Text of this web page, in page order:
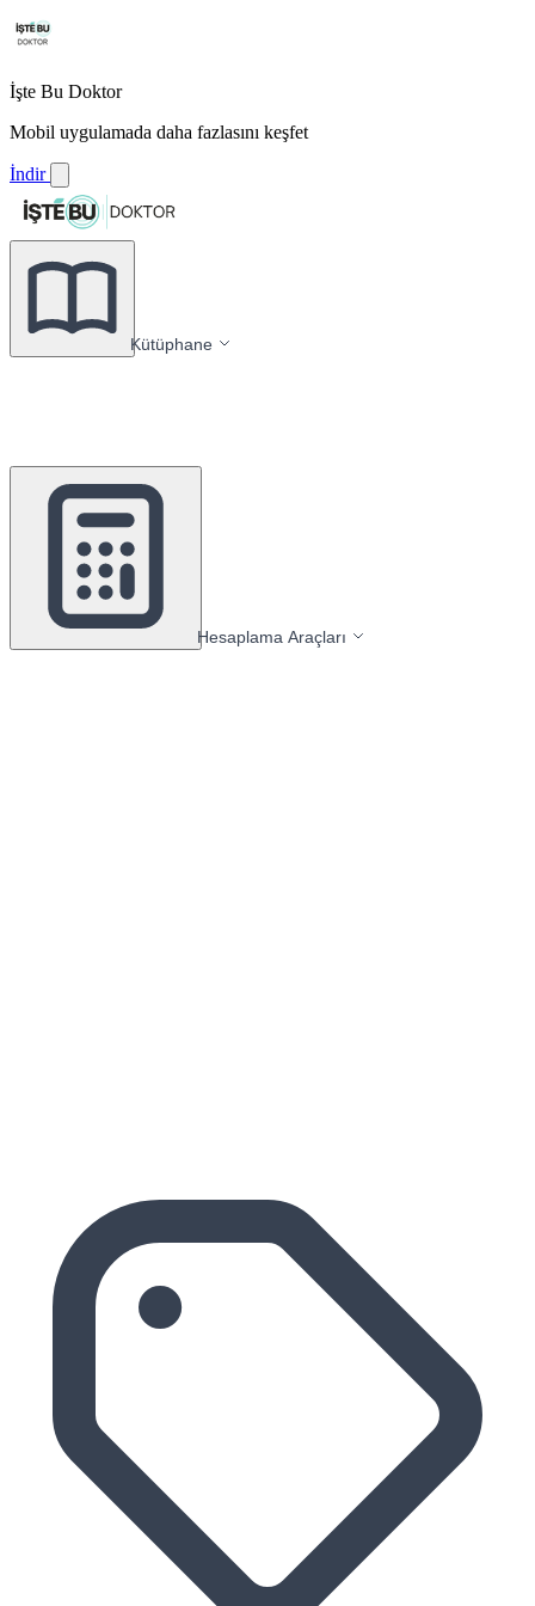
İşte Bu Doktor
Mobil uygulamada daha fazlasını keşfet
İndir
Kütüphane
Hesaplama Araçları